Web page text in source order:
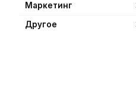
Маркетинг
Другое